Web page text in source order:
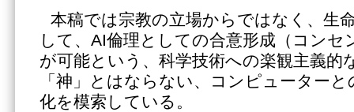
本稿では宗教の立場からではなく、生
して、AI倫理としての合意形成（コンセ
が可能という、科学技術への楽観主義的
「神」とはならない、コンピューター
化を模索している。